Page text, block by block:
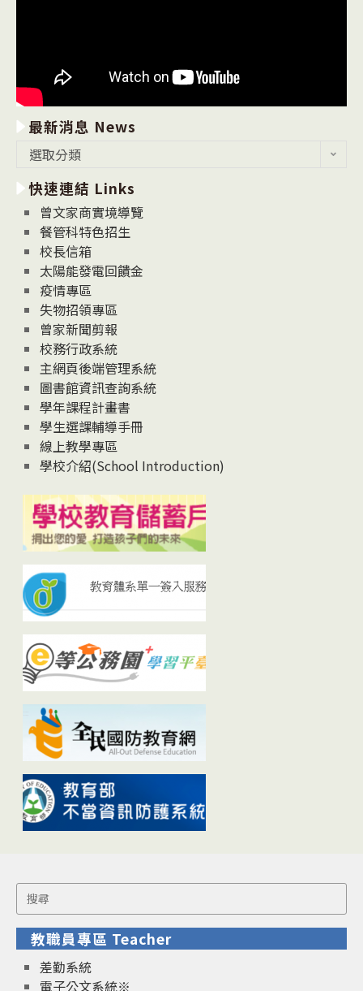
最新消息 News
消
息
News
選取分類
快速連結 Links
曾文家商實境導覽
餐管科特色招生
校長信箱
太陽能發電回饋金
疫情專區
失物招領專區
曾家新聞剪報
校務行政系統
主網頁後端管理系統
圖書館資訊查詢系統
學年課程計畫書
學生選課輔導手冊
線上教學專區
學校介紹(School Introduction)
Search
for:
教職員專區 Teacher
差勤系統
電子公文系統※